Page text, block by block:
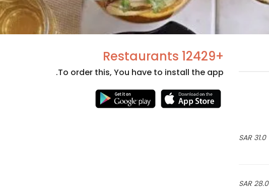
31.0 SAR
28.0 SAR
+12429 Restaurants
To order this, You have to install the app.